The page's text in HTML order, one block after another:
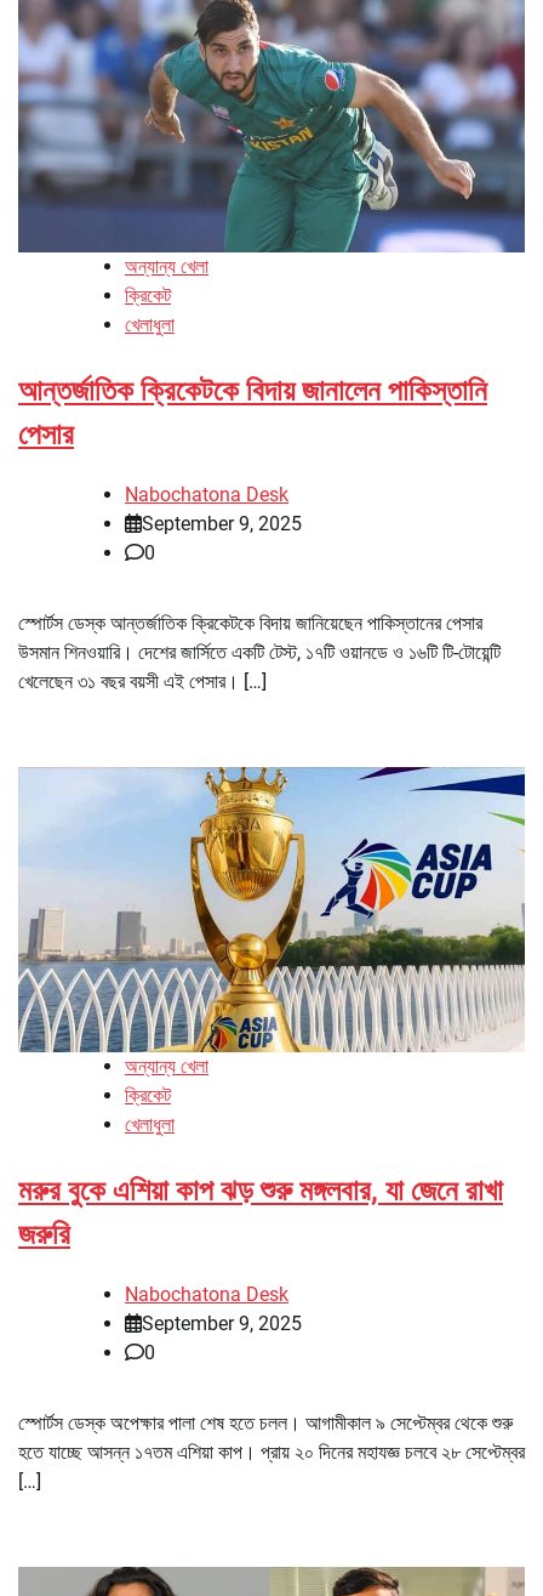
অন্যান্য খেলা
ক্রিকেট
খেলাধুলা
আন্তর্জাতিক ক্রিকেটকে বিদায় জানালেন পাকিস্তানি
পেসার
Nabochatona Desk
September 9, 2025
0
স্পোর্টস ডেস্ক আন্তর্জাতিক ক্রিকেটকে বিদায় জানিয়েছেন পাকিস্তানের পেসার
উসমান শিনওয়ারি। দেশের জার্সিতে একটি টেস্ট, ১৭টি ওয়ানডে ও ১৬টি টি-টোয়েন্টি
খেলেছেন ৩১ বছর বয়সী এই পেসার। […]
অন্যান্য খেলা
ক্রিকেট
খেলাধুলা
মরুর বুকে এশিয়া কাপ ঝড় শুরু মঙ্গলবার, যা জেনে রাখা
জরুরি
Nabochatona Desk
September 9, 2025
0
স্পোর্টস ডেস্ক অপেক্ষার পালা শেষ হতে চলল। আগামীকাল ৯ সেপ্টেম্বর থেকে শুরু
হতে যাচ্ছে আসন্ন ১৭তম এশিয়া কাপ। প্রায় ২০ দিনের মহাযজ্ঞ চলবে ২৮ সেপ্টেম্বর
[…]